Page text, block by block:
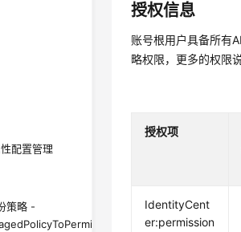
配置管理
策略 -
授权信息
账号根用户具备所有
略权限，更多的权限
授权项
IdentityCent
er:permission